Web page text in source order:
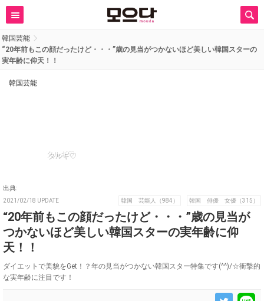
韓国芸能
“20年前もこの顔だったけど・・・”歳の見当がつかないほど美しい韓国スターの
実年齢に仰天！！
韓国芸能
タルギ♡
出典:
2021/02/18 UPDATE 韓国 芸能人（984） 韓国 俳優 女優（315）
“20年前もこの顔だったけど・・・”歳の見当が
つかないほど美しい韓国スターの実年齢に仰
天！！
ダイエットで美貌をGet！？年の見当がつかない韓国スター特集です(^^)/☆衝撃的
な実年齢に注目です！